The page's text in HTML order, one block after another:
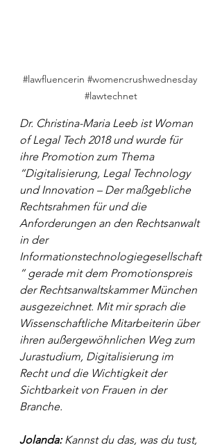
#lawfluencerin #womencrushwednesday
#lawtechnet
Dr. Christina-Maria Leeb ist Woman
of Legal Tech 2018 und wurde für
ihre Promotion zum Thema
“Digitalisierung, Legal Technology
und Innovation – Der maßgebliche
Rechtsrahmen für und die
Anforderungen an den Rechtsanwalt
in der
Informationstechnologiegesellschaft
” gerade mit dem Promotionspreis
der Rechtsanwaltskammer München
ausgezeichnet. Mit mir sprach die
Wissenschaftliche Mitarbeiterin über
ihren außergewöhnlichen Weg zum
Jurastudium, Digitalisierung im
Recht und die Wichtigkeit der
Sichtbarkeit von Frauen in der
Branche.
Jolanda: Kannst du das, was du tust,